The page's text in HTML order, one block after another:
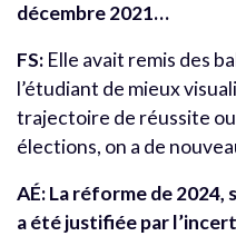
décembre 2021…
FS: Elle avait remis des
l’étudiant de mieux
trajectoire de réussite ou
élections, on a de
AÉ: La réforme de 2024,
a été justifiée par